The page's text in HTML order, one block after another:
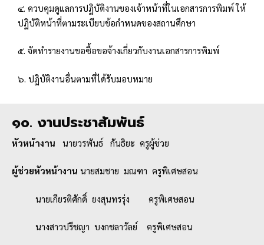
๔. ควบคุมดูแลการปฏิบัติงานของเจ้าหน้าที่ในเอกสารการพิมพ์ ให้
ปฏิบัติหน้าที่ตามระเบียบข้อกำหนดของสถานศึกษา
๕. จัดทำรายงานขอซื้อขอจ้างเกี่ยวกับงานเอกสารการพิมพ์
๖. ปฏิบัติงานอื่นตามที่ได้รับมอบหมาย
๑๐. งานประชาสัมพันธ์
หัวหน้างาน นายวรพันธ์ กันธิยะ ครูผู้ช่วย
ผู้ช่วยหัวหน้างาน นายสมชาย มณฑา ครูพิเศษสอน
นายเกียรติศักดิ์ ยงสุนทรรุ่ง ครูพิเศษสอน
นางสาวปรีชญา บงกชลาวัลย์ ครูพิเศษสอน